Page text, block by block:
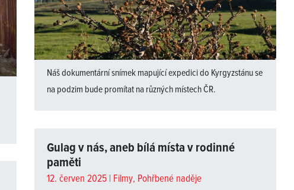
Náš dokumentární snímek mapující expedici do Kyrgyzstánu se
na podzim bude promítat na různých místech ČR.
Gulag v nás, aneb bílá místa v rodinné
paměti
12. červen 2025 | Filmy, Pohřbené naděje